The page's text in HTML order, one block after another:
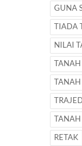
GUNA
TIADA
NILAI
RETAK